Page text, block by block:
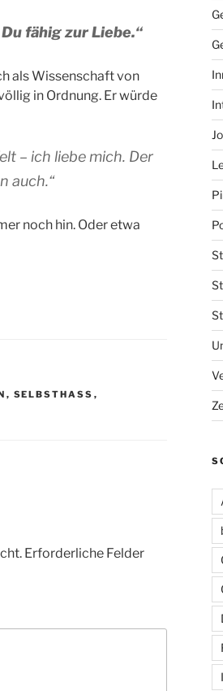
fähig zur Liebe.“
als Wissenschaft von
in Ordnung. Er würde
– ich liebe mich. Der
auch.“
noch hin. Oder etwa
, SELBSTHASS ,
Erforderliche Felder